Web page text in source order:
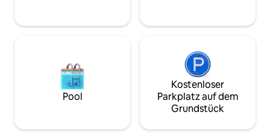
Partys oder große Versammlungen sind
einzelnen
Pool
Kostenloser
Parkplatz auf dem
Grundstück